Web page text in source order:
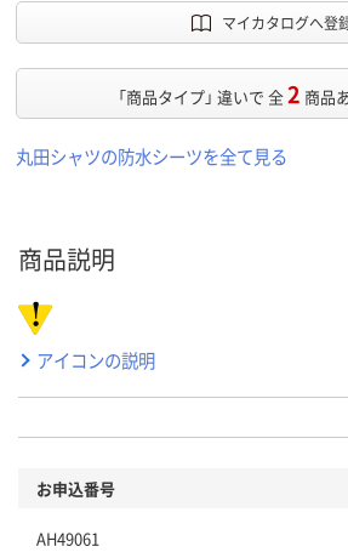
マイカタログへ登
「商品タイプ」 違いで 全2 商品
丸田シャツの防水シーツを全て見る
商品説明
アイコンの説明
お申込番号
AH49061